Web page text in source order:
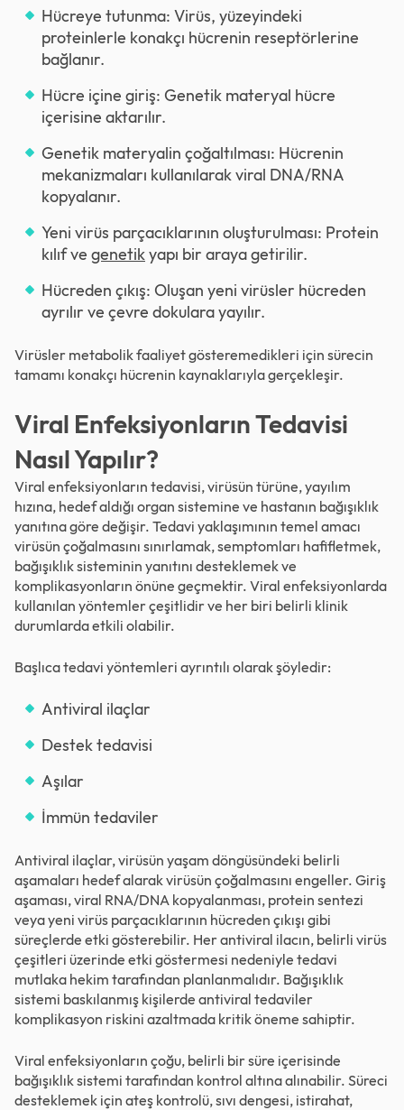
Hücreye tutunma: Virüs, yüzeyindeki
proteinlerle konakçı hücrenin reseptörlerine
bağlanır.
Hücre içine giriş: Genetik materyal hücre
içerisine aktarılır.
Genetik materyalin çoğaltılması: Hücrenin
mekanizmaları kullanılarak viral DNA/RNA
kopyalanır.
Yeni virüs parçacıklarının oluşturulması: Protein
kılıf ve genetikyapı bir araya getirilir.
Hücreden çıkış: Oluşan yeni virüsler hücreden
ayrılır ve çevre dokulara yayılır.
Virüsler metabolik faaliyet gösteremedikleri için sürecin
tamamı konakçı hücrenin kaynaklarıyla gerçekleşir.
Viral Enfeksiyonların Tedavisi
Nasıl Yapılır?
Viral enfeksiyonların tedavisi, virüsün türüne, yayılım
hızına, hedef aldığı organ sistemine ve hastanın bağışıklık
yanıtına göre değişir. Tedavi yaklaşımının temel amacı
virüsün çoğalmasını sınırlamak, semptomları hafifletmek,
bağışıklık sisteminin yanıtını desteklemek ve
komplikasyonların önüne geçmektir. Viral enfeksiyonlarda
kullanılan yöntemler çeşitlidir ve her biri belirli klinik
durumlarda etkili olabilir.
Başlıca tedavi yöntemleri ayrıntılı olarak şöyledir:
Antiviral ilaçlar
Destek tedavisi
Aşılar
İmmün tedaviler
Antiviral ilaçlar, virüsün yaşam döngüsündeki belirli
aşamaları hedef alarak virüsün çoğalmasını engeller. Giriş
aşaması, viral RNA/DNA kopyalanması, protein sentezi
veya yeni virüs parçacıklarının hücreden çıkışı gibi
süreçlerde etki gösterebilir. Her antiviral ilacın, belirli virüs
çeşitleri üzerinde etki göstermesi nedeniyle tedavi
mutlaka hekim tarafından planlanmalıdır. Bağışıklık
sistemi baskılanmış kişilerde antiviral tedaviler
komplikasyon riskini azaltmada kritik öneme sahiptir.
Viral enfeksiyonların çoğu, belirli bir süre içerisinde
bağışıklık sistemi tarafından kontrol altına alınabilir. Süreci
desteklemek için ateş kontrolü, sıvı dengesi, istirahat,